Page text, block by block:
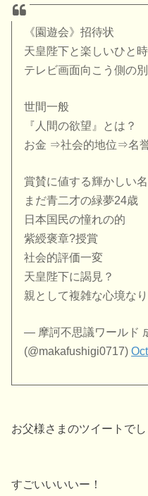
《園遊会》招待状
天皇陛下と楽しいひと時
テレビ画面向こう側の
世間一般
『人間の欲望』とは？
お金 ⇒社会的地位⇒名
賞賛に値する輝かしい
まだ青二才の緑夢24歳
日本国民の憧れの的
紫綬褒章?授賞
社会的評価一変
天皇陛下に謁見？
親として複雑な心境なり
— 摩訶不思議ワールド
(@makafushigi0717)
お父様さまのツイートでし
すごいいいいー！